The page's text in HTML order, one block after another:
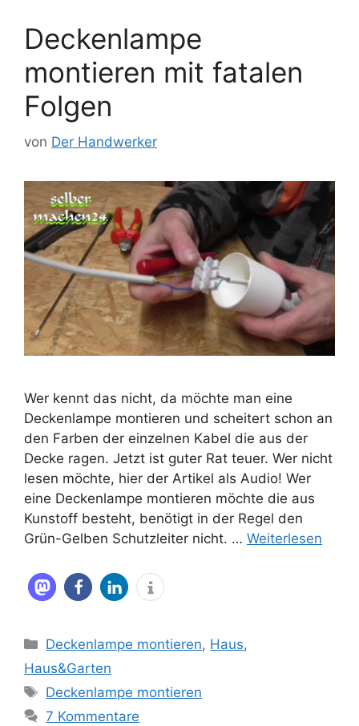
Deckenlampe
montieren mit fatalen
Folgen
von Der Handwerker
Wer kennt das nicht, da möchte man eine
Deckenlampe montieren und scheitert schon an
den Farben der einzelnen Kabel die aus der
Decke ragen. Jetzt ist guter Rat teuer. Wer nicht
lesen möchte, hier der Artikel als Audio! Wer
eine Deckenlampe montieren möchte die aus
Kunstoff besteht, benötigt in der Regel den
Grün-Gelben Schutzleiter nicht. … Weiterlesen
Kategorien
Deckenlampe montieren, Haus,
Haus&Garten
Schlagwörter
Deckenlampe montieren
7 Kommentare